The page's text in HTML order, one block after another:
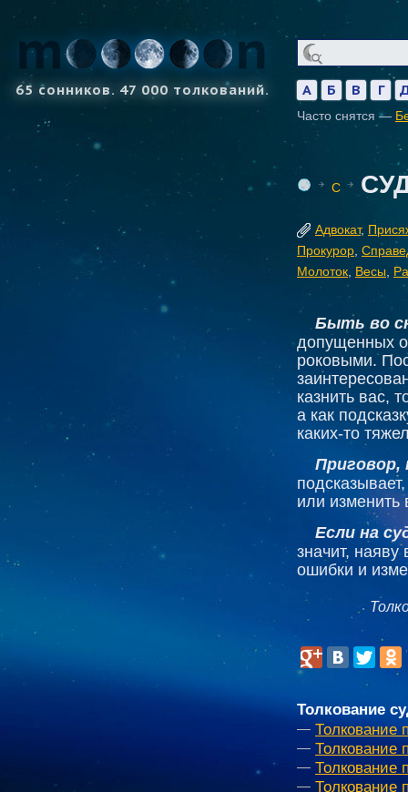
65 сонников. 47 000 толкований. А Б В Г
Часто снятся —
С
Адвокат,
Прокурор
Молоток Весы
Быть во
допущенных
роковыми.
казнить вас,
а как
каких-то
или изменить
Если на
значит, наяву
ошибки и
Толкование
Толкование
Толкование
Толкование
Толкование